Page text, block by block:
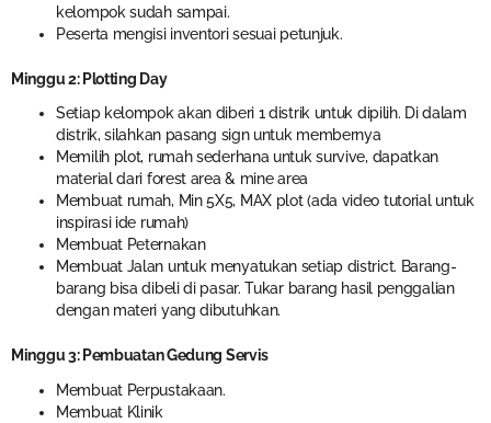
kelompok sudah sampai.
Peserta mengisi inventori sesuai petunjuk.
Minggu 2: Plotting Day
Setiap kelompok akan diberi 1 distrik untuk dipilih. Di dalam
distrik, silahkan pasang sign untuk membernya
Memilih plot, rumah sederhana untuk survive, dapatkan
material dari forest area & mine area
Membuat rumah, Min 5X5, MAX plot (ada video tutorial untuk
inspirasi ide rumah)
Membuat Peternakan
Membuat Jalan untuk menyatukan setiap district. Barang-
barang bisa dibeli di pasar. Tukar barang hasil penggalian
dengan materi yang dibutuhkan.
Minggu 3: Pembuatan Gedung Servis
Membuat Perpustakaan.
Membuat Klinik